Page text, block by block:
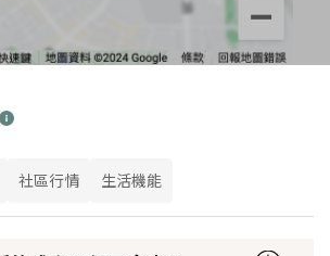
社區行情 生活機能